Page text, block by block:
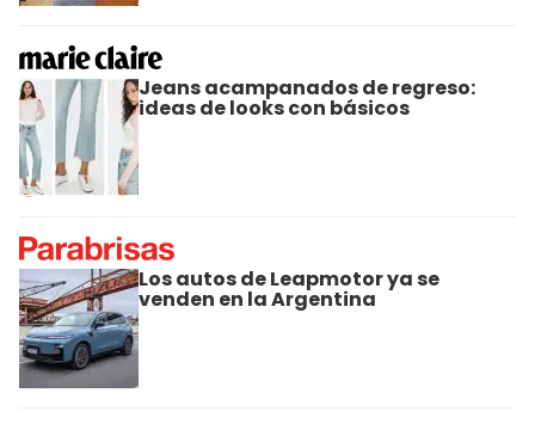
Jeans acampanados de regreso:
ideas de looks con básicos
Los autos de Leapmotor ya se
venden en la Argentina